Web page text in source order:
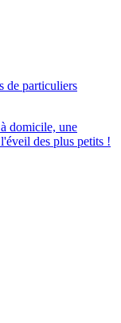
de particuliers
domicile, une
des plus petits !